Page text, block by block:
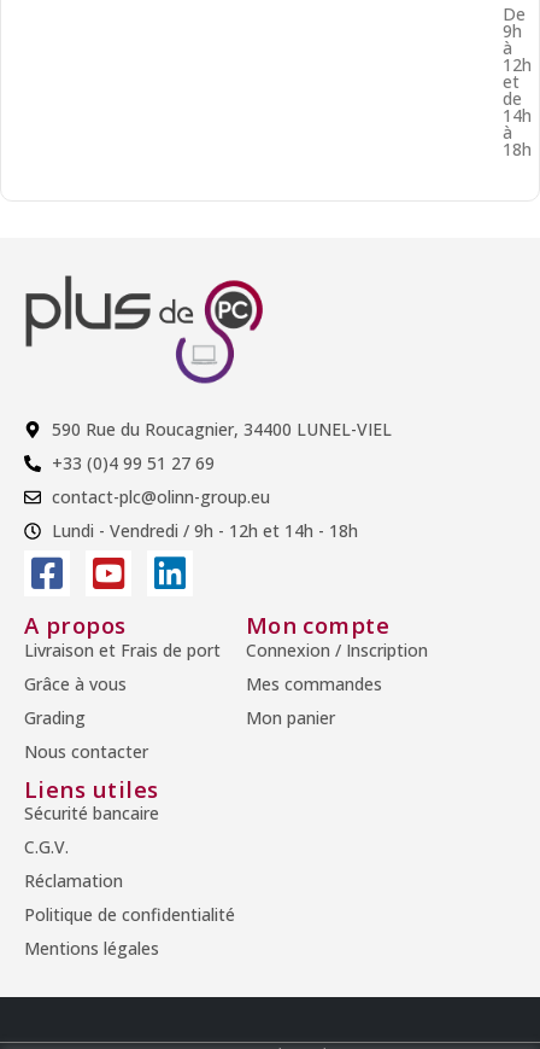
De
9h
à
12h
et
de
14h
à
18h
590 Rue du Roucagnier, 34400 LUNEL-VIEL
+33 (0)4 99 51 27 69
contact-plc@olinn-group.eu
Lundi - Vendredi / 9h - 12h et 14h - 18h
A propos
Livraison et Frais de port
Grâce à vous
Grading
Nous contacter
Mon compte
Connexion / Inscription
Mes commandes
Mon panier
Liens utiles
Sécurité bancaire
C.G.V.
Réclamation
Politique de confidentialité
Mentions légales